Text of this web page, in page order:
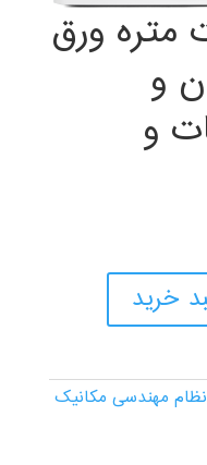
متره ورق
و
و
خرید
نظام مهندسی مکانیک